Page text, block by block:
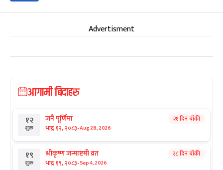
Advertisment
आगामी बिदाहरु
१२
शुक्र
जनै पूर्णिमा
भाद्र १२, २०८३-Aug 28, 2026
२१ दिन बाँकी
१९
शुक्र
श्रीकृष्ण जन्माष्टमी व्रत
भाद्र १९, २०८३-Sep 4, 2026
२८ दिन बाँकी